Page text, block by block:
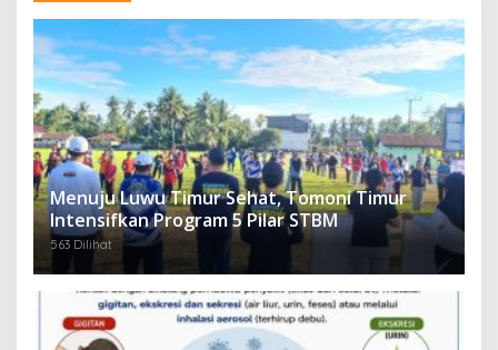
Menuju Luwu Timur Sehat, Tomoni Timur
Intensifkan Program 5 Pilar STBM
563 Dilihat